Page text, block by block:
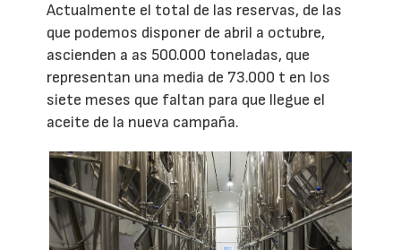
Actualmente el total de las reservas, de las
que podemos disponer de abril a octubre,
ascienden a as 500.000 toneladas, que
representan una media de 73.000 t en los
siete meses que faltan para que llegue el
aceite de la nueva campaña.